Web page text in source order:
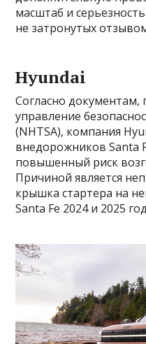
масштаб и
не затронутых
Hyundai
Согласно
управление
(NHTSA), компания
внедорожников Santa
повышенный риск
Причиной является
крышка стартера на
Santa Fe 2024 и 2025